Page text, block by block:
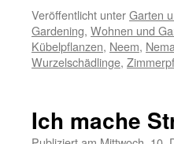
Veröffentlicht unterGarten
Gardening, Wohnen und
Kübelpflanzen, Neem,
Wurzelschädlinge,
Ich mache